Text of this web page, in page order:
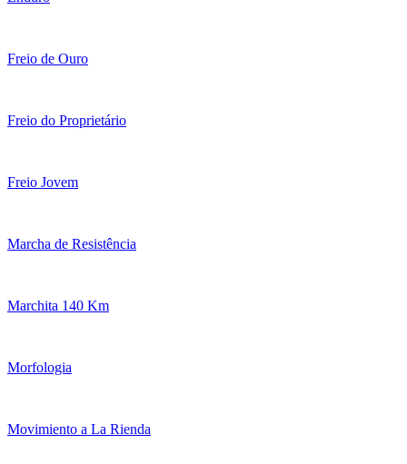
Freio de Ouro
Freio do Proprietário
Freio Jovem
Marcha de Resistência
Marchita 140 Km
Morfologia
Movimiento a La Rienda